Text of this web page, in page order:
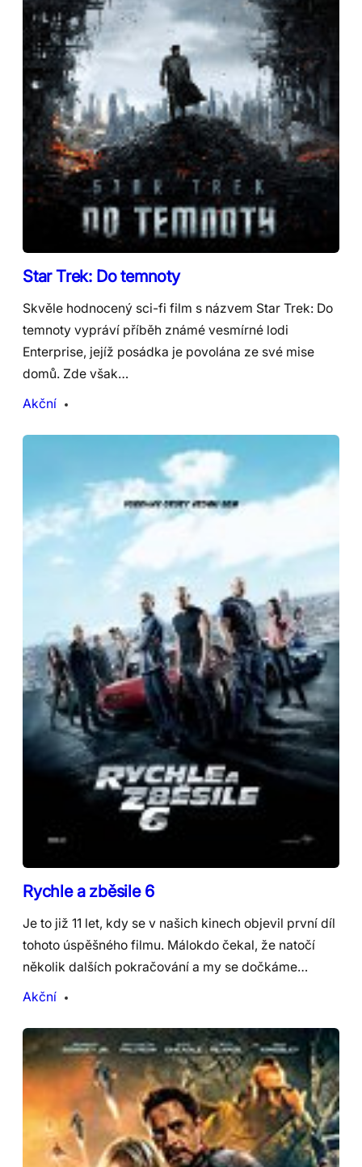
Star Trek: Do temnoty
Skvěle hodnocený sci-fi film s názvem Star Trek: Do
temnoty vypráví příběh známé vesmírné lodi
Enterprise, jejíž posádka je povolána ze své mise
domů. Zde však…
Akční
Rychle a zběsile 6
Je to již 11 let, kdy se v našich kinech objevil první díl
tohoto úspěšného filmu. Málokdo čekal, že natočí
několik dalších pokračování a my se dočkáme…
Akční